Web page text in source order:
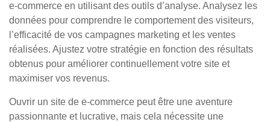
e-commerce en utilisant des outils d’analyse. Analysez les
données pour comprendre le comportement des visiteurs,
l’efficacité de vos campagnes marketing et les ventes
réalisées. Ajustez votre stratégie en fonction des résultats
obtenus pour améliorer continuellement votre site et
maximiser vos revenus.
Ouvrir un site de e-commerce peut être une aventure
passionnante et lucrative, mais cela nécessite une